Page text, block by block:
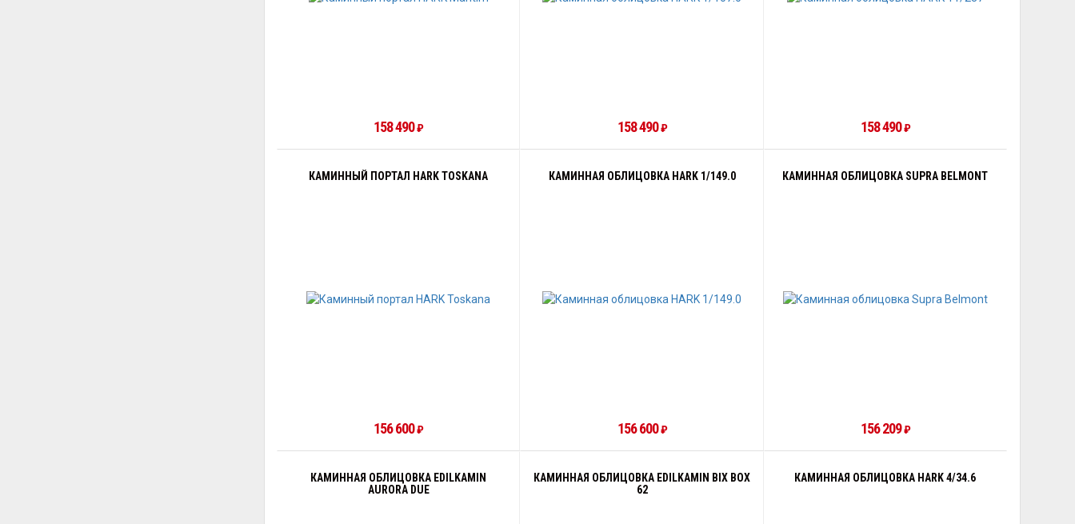
158 490₽ 158 490₽ 158 490₽
КАМИННЫЙ ПОРТАЛ HARK TOSKANA
156 600₽
КАМИННАЯ ОБЛИЦОВКА HARK 1/149.0
156 600₽
КАМИННАЯ ОБЛИЦОВКА SUPRA BELMONT
156 209₽
КАМИННАЯ ОБЛИЦОВКА EDILKAMIN
AURORA DUE
КАМИННАЯ ОБЛИЦОВКА EDILKAMIN BIX BOX
62
КАМИННАЯ ОБЛИЦОВКА HARK 4/34.6